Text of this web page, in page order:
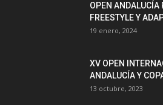
OPEN ANDALUCÍA
FREESTYLE Y
19 enero, 2024
XV OPEN
ANDALUCÍA Y
13 octubre, 2023